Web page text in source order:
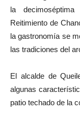
la
Reitimiento de
la gastronomía se
las tradiciones del
El alcalde de
algunas
patio techado de la